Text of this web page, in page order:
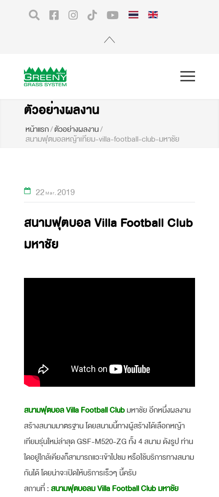
ตัวอย่างผลงาน
หน้าแรก/ตัวอย่างผลงาน/
สนามฟุตบอลหญ้าเทียม-villa-football-club-มหาชัย
22 Mar 2019
สนามฟุตบอล Villa Football Club
มหาชัย
สนามฟุตบอล Villa Football Clubมหาชัย อีกหนึ่งผลงาน
สร้างสนามมาตรฐาน โดยสนามนี้ทางผู้สร้างได้เลือกหญ้า
เทียมรุ่นใหม่ล่าสุด GSF-M520-ZG ทั้ง 4 สนาม ดังรูป ท่าน
ใดอยู่ใกล้เคียงก็สามารถแวะเข้าไปชม หรือใช้บริการทางสนาม
กันได้ โดยน่าจะเปิดให้บริการเร็วๆ นี้ครับ
สถานที่ : สนามฟุตบอลม Villa Football Club มหาชัย